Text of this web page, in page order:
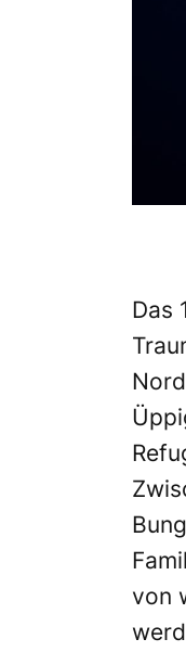
Das
von